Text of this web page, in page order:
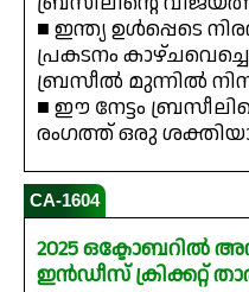
■ ഇന്ത്യ ഉൾപ്പെടെ
പ്രകടനം
ബ്രസീൽ മുന്നിൽ
■ ഈ നേട്ടം
രംഗത്ത് ഒരു
CA-1604
2025 ഒക്ടോബറിൽ
ഇൻഡീസ് ക്രിക്കറ്റ്